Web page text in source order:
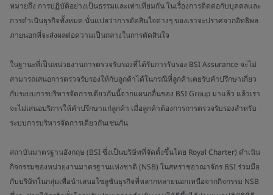
หมายถึง การปฏิบัติอย่างเป็นธรรมและเท่าเทียมกัน ในเรื่องการติดต่อกับบุคคลและ
การดำเนินธุรกิจทั้งหมด นั่นแปลว่าการตัดสินใจต่างๆ ของเราจะปราศจากอิทธิพล
ภายนอกที่จะส่งผลต่อความเป็นกลางในการตัดสินใจ
ในฐานะที่เป็นหน่วยงานการตรวจรับรองที่ได้รับการรับรอง BSI Assurance จะไม่
สามารถเสนอการตรวจรับรองให้กับลูกค้าได้ในกรณีที่ลูกค้าเคยรับคำปรึกษาเกี่ยว
กับระบบการบริหารจัดการเดียวกันนี้จากแผนกอื่นของ BSI Group มาแล้ว แล้วเรา
จะไม่เสนอบริการให้คำปรึกษาแก่ลูกค้า เมื่อลูกค้าต้องการการตรวจรับรองสำหรับ
ระบบการบริหารจัดการเดียวกันเช่นกัน
สถาบันมาตรฐานอังกฤษ (BSI ซึ่งเป็นบริษัทที่จัดตั้งขึ้นโดย Royal Charter) ดำเนิน
กิจกรรมของหน่วยงานมาตรฐานแห่งชาติ (NSB) ในสหราชอาณาจักร BSI ร่วมมือ
กับบริษัทในกลุ่มเพื่อนำเสนอโซลูชันธุรกิจที่หลากหลายนอกเหนือจากกิจกรรม NSB